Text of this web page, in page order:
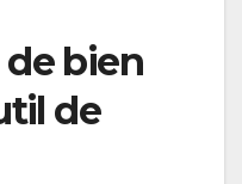
de bien
de